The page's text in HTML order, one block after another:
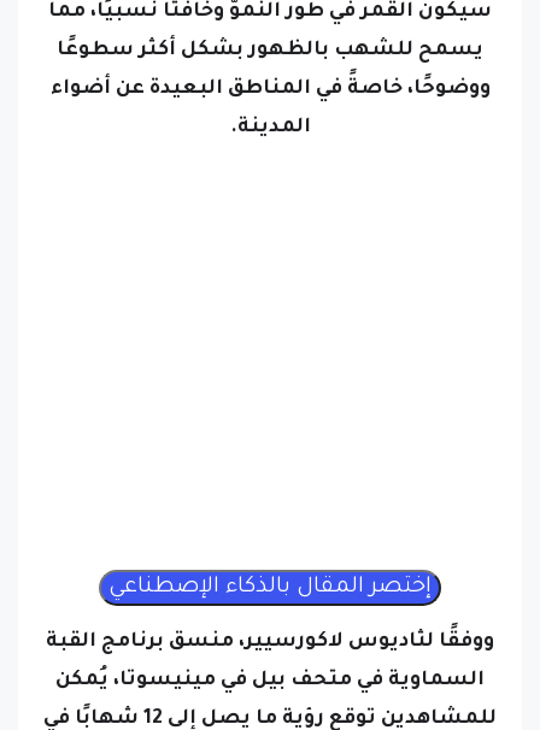
يسمح للشهب بالظهور بشكل أكثر سطوعًا
ووضوحًا، خاصةً في المناطق البعيدة عن أضواء
المدينة.
ووفقًا لثاديوس لاكورسيير، منسق برنامج القبة
السماوية في متحف بيل في مينيسوتا، يُمكن
للمشاهدين توقع رؤية ما يصل إلى 12 شهابًا في
الساعة تحت السماء المظلمة، ويشجع